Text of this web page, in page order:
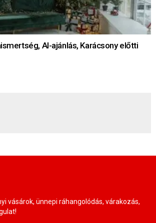
AI-ajánlás, Karácsony előtti
vásárok, ünnepi ráhangolódás, várakozás,